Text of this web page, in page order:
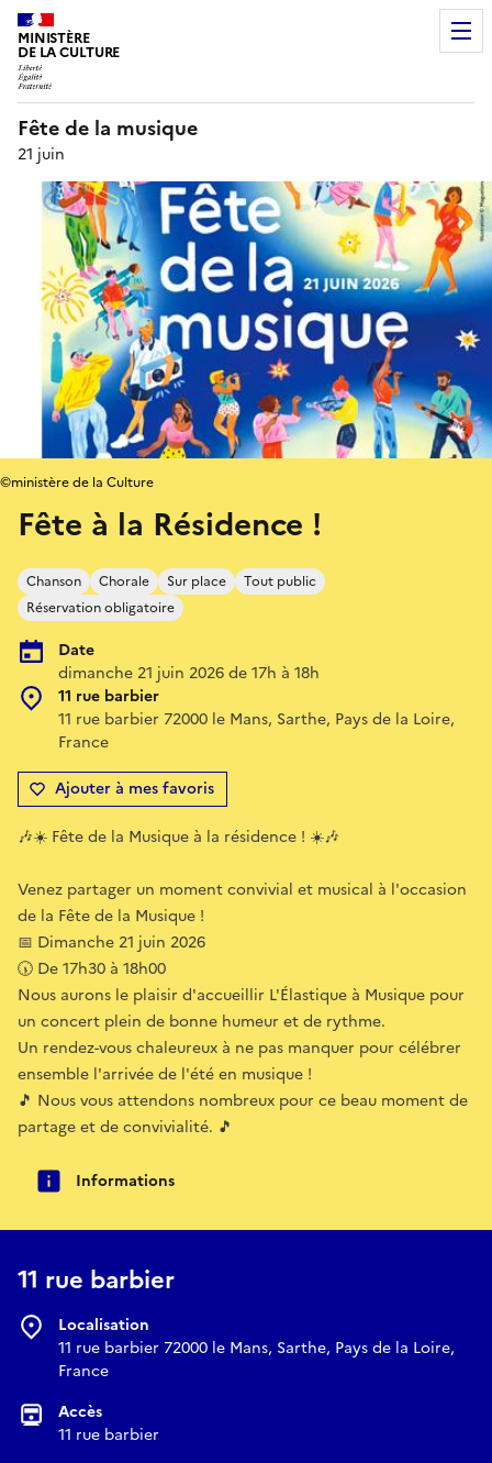
MINISTÈRE
DE LA CULTURE
Fête de la musique
21 juin
Fête à la Résidence !
Chanson Chorale Sur place
Tout public
Réservation obligatoire
Date
dimanche 21 juin 2026 de 17h à 18h
11 rue barbier
11 rue barbier 72000 le Mans, Sarthe, Pays de la Loire,
France
Ajouter à mes favoris
©ministère de la Culture
🎶☀️ Fête de la Musique à la résidence ! ☀️🎶
Venez partager un moment convivial et musical à l'occasion
de la Fête de la Musique !
📅 Dimanche 21 juin 2026
🕠 De 17h30 à 18h00
Nous aurons le plaisir d'accueillir L'Élastique à Musique pour
un concert plein de bonne humeur et de rythme.
Un rendez-vous chaleureux à ne pas manquer pour célébrer
ensemble l'arrivée de l'été en musique !
🎵 Nous vous attendons nombreux pour ce beau moment de
partage et de convivialité. 🎵
Informations
11 rue barbier
Localisation
11 rue barbier 72000 le Mans, Sarthe, Pays de la Loire,
France
Accès
11 rue barbier